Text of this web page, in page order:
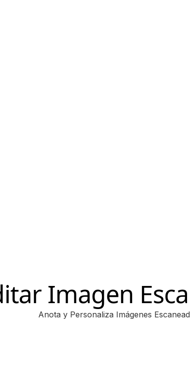
Imagen
Anota y Personaliza Imágenes